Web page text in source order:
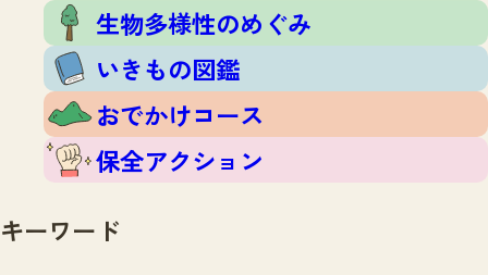
いきもの図鑑
おでかけコース
保全アクション
調査レポート
調査レポートTOP
調査結果
ふくおかいきものマップ
マッチング
マッチングTOP
掲載申し込みフォーム
お問合せ
生物多様性のめぐみ
いきもの図鑑
おでかけコース
保全アクション
キーワード